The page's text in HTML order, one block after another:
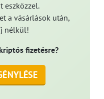
eszközzel.
a vásárlások után,
nélkül!
fizetésre?